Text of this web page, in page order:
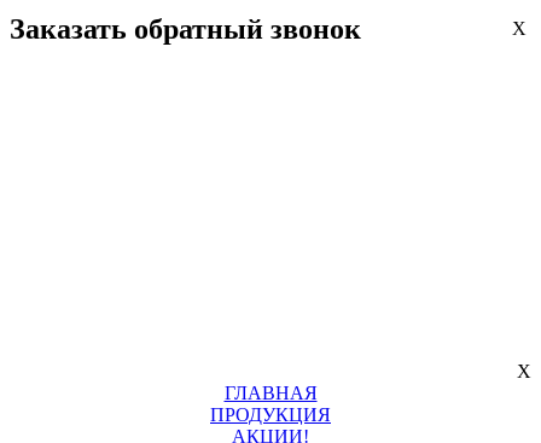
Заказать обратный звонок X
X
ГЛАВНАЯ
ПРОДУКЦИЯ
АКЦИИ!